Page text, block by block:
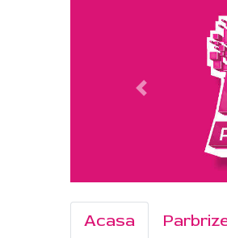
Acasa